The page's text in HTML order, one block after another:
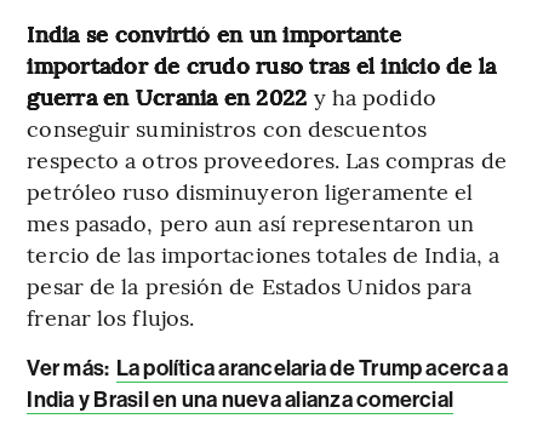
India se convirtió en un importante
importador de crudo ruso tras el inicio de la
guerra en Ucrania en 2022 y ha podido
conseguir suministros con descuentos
respecto a otros proveedores. Las compras de
petróleo ruso disminuyeron ligeramente el
mes pasado, pero aun así representaron un
tercio de las importaciones totales de India, a
pesar de la presión de Estados Unidos para
frenar los flujos.
Ver más: La política arancelaria de Trump acerca a
India y Brasil en una nueva alianza comercial